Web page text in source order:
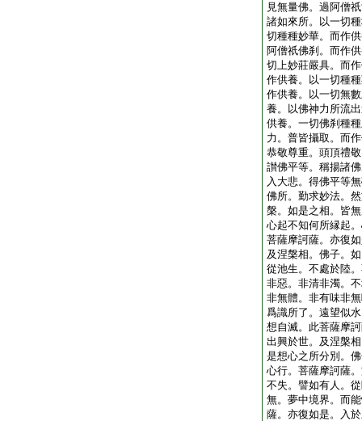
見無量佛。過阿僧
諸如來所。以一切
切種種妙華。而作
阿僧祇佛刹。而作
切上妙莊嚴具。而
作供養。以一切種
作供養。以一切無
養。以佛神力所流
供養。一切佛刹種
力。普皆攝取。而
恭敬尊重。頭頂禮
讃佛平等。稱揚諸
入大悲。得佛平等
佛所。勤求妙法。
槃。如是之相。皆
心起不知何所縁起
菩薩摩訶薩。亦復
及涅槃相。佛子。
從池生。不處於陸
非惡。非清非濁。
非無體。非有味非
爲識所了。遠望似
想自滅。此菩薩摩
出興於世。及涅槃
是想心之所分別。
心行。菩薩摩訶薩
不失。譬如有人。
無。夢中境界。而
薩。亦復如是。入